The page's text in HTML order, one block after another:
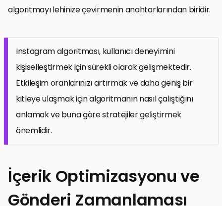
algoritmayı lehinize çevirmenin anahtarlarından biridir.
Instagram algoritması, kullanıcı deneyimini
kişiselleştirmek için sürekli olarak gelişmektedir.
Etkileşim oranlarınızı artırmak ve daha geniş bir
kitleye ulaşmak için algoritmanın nasıl çalıştığını
anlamak ve buna göre stratejiler geliştirmek
önemlidir.
İçerik Optimizasyonu ve
Gönderi Zamanlaması